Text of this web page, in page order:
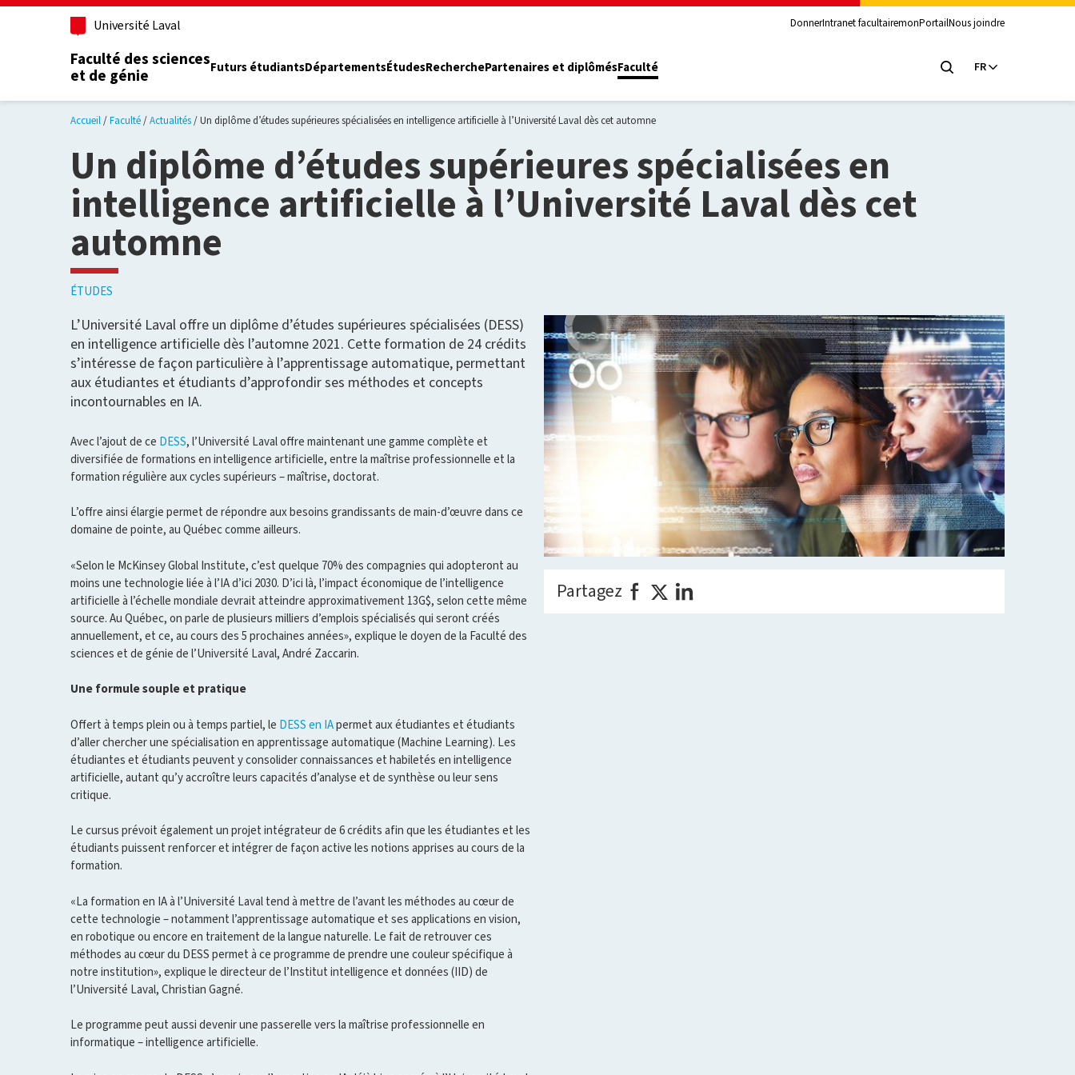
Aller au contenu principal
Université Laval DonnerIntranet facultairemonPortailNous joindre
Faculté des sciences
et de génie
Futurs étudiantsDépartementsÉtudesRecherchePartenaires et diplômésFaculté FR
Accueil Faculté Actualités Un diplôme d’études supérieures spécialisées en intelligence artificielle à l’Université Laval dès cet automne
Un diplôme d’études supérieures spécialisées en
intelligence artificielle à l’Université Laval dès cet
automne
ÉTUDES
L’Université Laval offre un diplôme d’études supérieures spécialisées (DESS)
en intelligence artificielle dès l’automne 2021. Cette formation de 24 crédits
s’intéresse de façon particulière à l’apprentissage automatique, permettant
aux étudiantes et étudiants d’approfondir ses méthodes et concepts
incontournables en IA.
Avec l’ajout de ce DESS, l’Université Laval offre maintenant une gamme complète et
diversifiée de formations en intelligence artificielle, entre la maîtrise professionnelle et la
formation régulière aux cycles supérieurs – maîtrise, doctorat.
L’offre ainsi élargie permet de répondre aux besoins grandissants de main-d’œuvre dans ce
domaine de pointe, au Québec comme ailleurs.
«Selon le McKinsey Global Institute, c’est quelque 70% des compagnies qui adopteront au
moins une technologie liée à l’IA d’ici 2030. D’ici là, l’impact économique de l’intelligence
artificielle à l’échelle mondiale devrait atteindre approximativement 13G$, selon cette même
source. Au Québec, on parle de plusieurs milliers d’emplois spécialisés qui seront créés
annuellement, et ce, au cours des 5 prochaines années», explique le doyen de la Faculté des
sciences et de génie de l’Université Laval, André Zaccarin.
Une formule souple et pratique
Offert à temps plein ou à temps partiel, le DESS en IApermet aux étudiantes et étudiants
d’aller chercher une spécialisation en apprentissage automatique (Machine Learning). Les
étudiantes et étudiants peuvent y consolider connaissances et habiletés en intelligence
artificielle, autant qu’y accroître leurs capacités d’analyse et de synthèse ou leur sens
critique.
Le cursus prévoit également un projet intégrateur de 6 crédits afin que les étudiantes et les
étudiants puissent renforcer et intégrer de façon active les notions apprises au cours de la
formation.
«La formation en IA à l’Université Laval tend à mettre de l’avant les méthodes au cœur de
cette technologie – notamment l’apprentissage automatique et ses applications en vision,
en robotique ou encore en traitement de la langue naturelle. Le fait de retrouver ces
méthodes au cœur du DESS permet à ce programme de prendre une couleur spécifique à
notre institution», explique le directeur de l’Institut intelligence et données (IID) de
l’Université Laval, Christian Gagné.
Le programme peut aussi devenir une passerelle vers la maîtrise professionnelle en
informatique – intelligence artificielle.
Partagez